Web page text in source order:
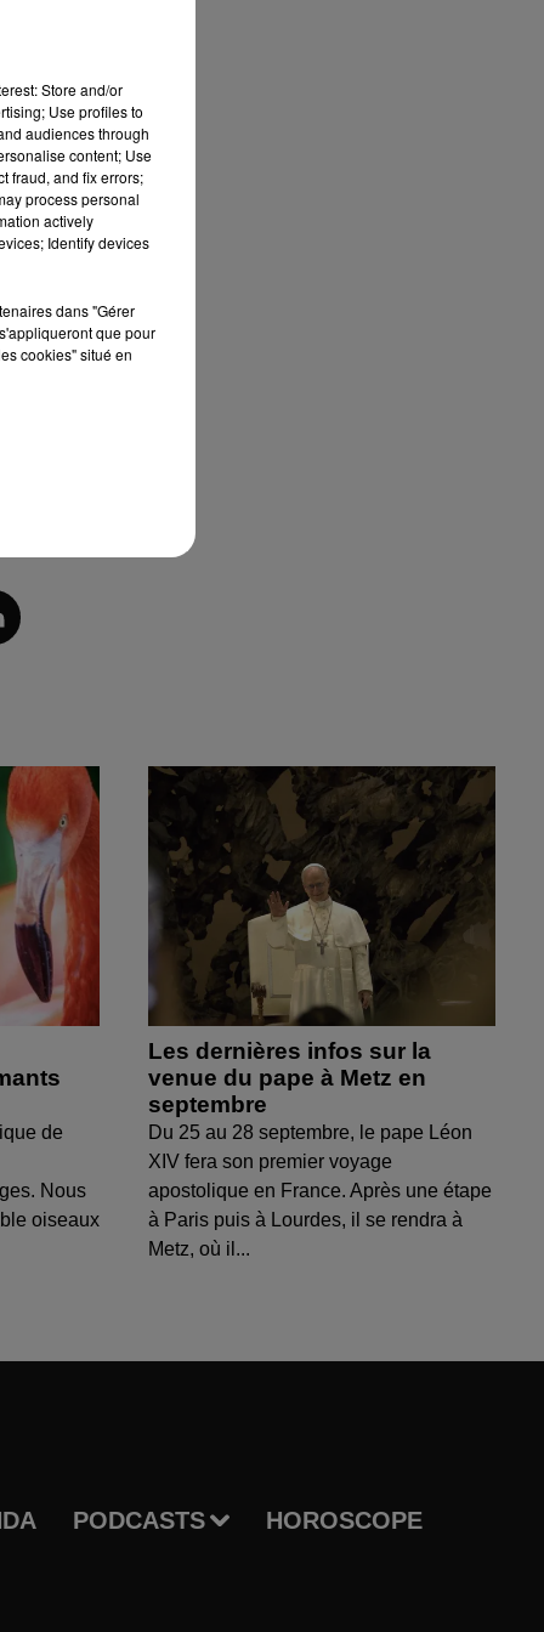
de
Nous
oiseaux
Les dernières infos sur la
venue du pape à Metz en
septembre
Du 25 au 28 septembre, le pape Léon
XIV fera son premier voyage
apostolique en France. Après une étape
à Paris puis à Lourdes, il se rendra à
Metz, où il...
PODCASTS HOROSCOPE
Store and/or
Use profiles to
audiences through
content; Use
fraud, and fix errors;
process personal
actively
Identify devices
dans "Gérer
que pour
cookies" situé en